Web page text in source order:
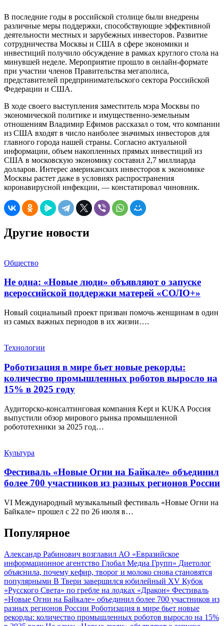
В последние годы в российской столице были внедрены
различные меры поддержки, способствующие эффективной
деятельности местных и зарубежных инвесторов. Развитие
сотрудничества Москвы и США в сфере экономики и
инвестиций получило обсуждение в рамках круглого стола на
минувшей неделе. Мероприятие прошло в онлайн-формате
при участии членов Правительства мегаполиса,
представителей предпринимательского сектора Российской
Федерации и США.
В ходе своего выступления заместитель мэра Москвы по
экономической политике и имущественно-земельным
отношениям Владимир Ефимов рассказал о том, что компании
из США входят в число наиболее значимых инвесторов для
главного города нашей страны. Согласно актуальной
информации, объем накопленных прямых инвестиций из
США в московскую экономику составил 2,7 миллиарда
долларов. Интерес американских инвесторов к экономике
Москвы растет даже в условиях распространения
коронавирусной инфекции, — констатировал чиновник.
Другие новости
Общество
Не одна: «Новые люди» объявляют о запуске
всероссийской поддержки матерей «СОЛО+»
Новый социальный проект призван помочь женщинам в один
из самых важных периодов в их жизни….
Технологии
Роботизация в мире бьет новые рекорды:
количество промышленных роботов выросло на
15% в 2025 году
Аудиторско-консалтинговая компания Kept и KUKA Россия
выпустили обзор мирового рынка промышленной
робототехники за 2025 год…
Культура
Фестиваль «Новые Огни на Байкале» объединил
более 700 участников из разных регионов России
VI Международный музыкальный фестиваль «Новые Огни на
Байкале» прошел с 22 по 26 июля в…
Популярное
Александр Рабинович возглавил АО «Евразийское
информационное агентство Глобал Медиа Групп» Диетолог
объяснила, почему кефир, творог и молоко снова становятся
популярными В Твери завершился юбилейный XV Кубок
«Русского Света» по гребле на лодках «Дракон» Фестиваль
«Новые Огни на Байкале» объединил более 700 участников из
разных регионов России Роботизация в мире бьет новые
рекорды: количество промышленных роботов выросло на 15%